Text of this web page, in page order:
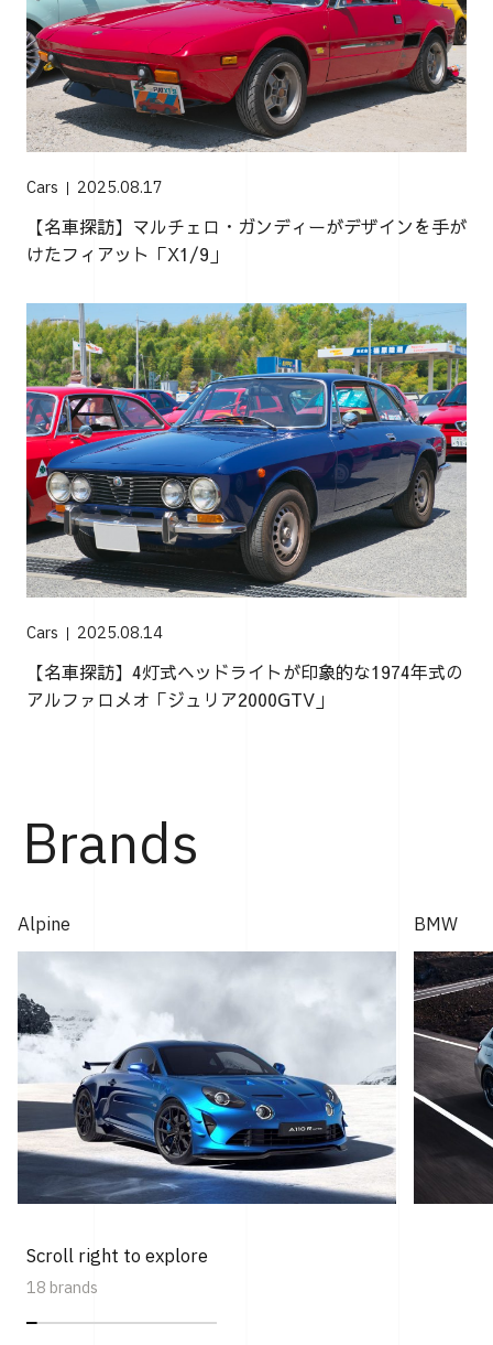
Cars 2025.08.17
【名車探訪】マルチェロ・ガンディーがデザインを手が
けたフィアット「X1/9」
Cars 2025.08.14
【名車探訪】4灯式ヘッドライトが印象的な1974年式の
アルファロメオ「ジュリア2000GTV」
Brands
Alpine BMW
Scroll right to explore
18 brands